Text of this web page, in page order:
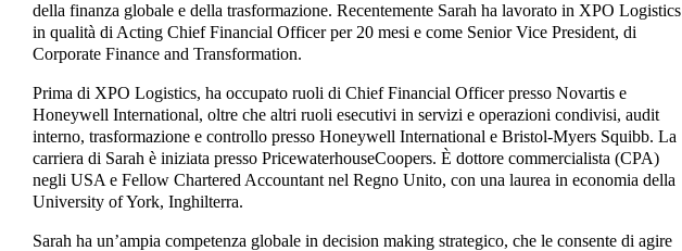
della finanza globale e della trasformazione. Recentemente Sarah ha lavorato in XPO Logistics
in qualità di Acting Chief Financial Officer per 20 mesi e come Senior Vice President, di
Corporate Finance and Transformation.
Prima di XPO Logistics, ha occupato ruoli di Chief Financial Officer presso Novartis e
Honeywell International, oltre che altri ruoli esecutivi in servizi e operazioni condivisi, audit
interno, trasformazione e controllo presso Honeywell International e Bristol-Myers Squibb. La
carriera di Sarah è iniziata presso PricewaterhouseCoopers. È dottore commercialista (CPA)
negli USA e Fellow Chartered Accountant nel Regno Unito, con una laurea in economia della
University of York, Inghilterra.
Sarah ha un’ampia competenza globale in decision making strategico, che le consente di agire